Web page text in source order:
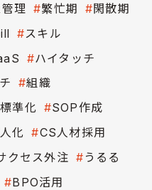
理 繁忙期
閑散期
スキル
ハイタッチ
組織
準化
SOP作成
化
CS人材採用
クセス外注
うるる
BPO活用